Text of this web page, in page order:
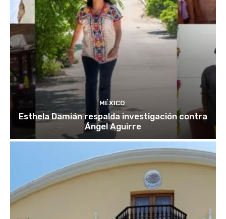
MÉXICO
Esthela Damián respalda investigación contra
Ángel Aguirre